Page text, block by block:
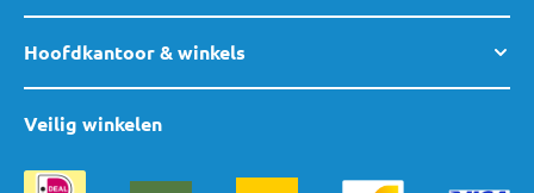
Hoofdkantoor & winkels
Veilig winkelen